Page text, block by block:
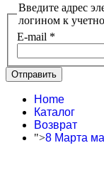
Введите адрес
логином к
E-mail *
Отправить
Home
Каталог
Возврат
">8 Марта